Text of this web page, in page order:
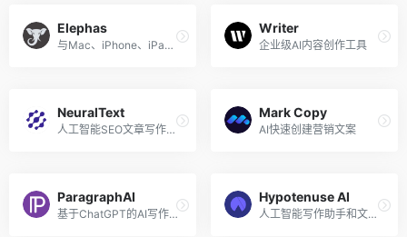
Elephas
与Mac、iPhone、iPad集成的个人写作助手
Writer
企业级AI内容创作工具
NeuralText
人工智能SEO文章写作助手
Mark Copy
AI快速创建营销文案
ParagraphAI
基于ChatGPT的AI写作应用
Hypotenuse AI
人工智能写作助手和文本生成器